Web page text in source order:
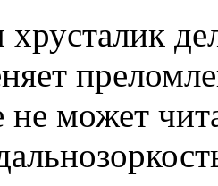
хрусталик
может